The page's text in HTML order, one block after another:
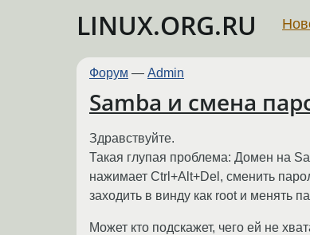
LINUX.ORG.RU
Форум — Admin
Samba и смена
Здравствуйте.
Такая глупая проблема: Домен на
нажимает Ctrl+Alt+Del, сменить
заходить в винду как root и менять
Может кто подскажет, чего ей не